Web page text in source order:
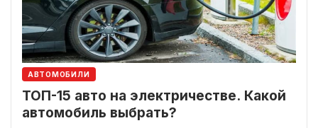
АВТОМОБИЛИ
ТОП-15 авто на электричестве. Какой
автомобиль выбрать?